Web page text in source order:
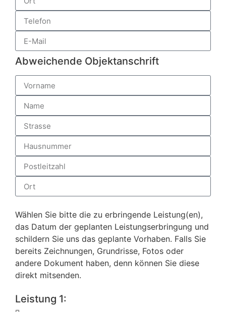
Abweichende Objektanschrift
Wählen Sie bitte die zu erbringende Leistung(en),
das Datum der geplanten Leistungserbringung und
schildern Sie uns das geplante Vorhaben. Falls Sie
bereits Zeichnungen, Grundrisse, Fotos oder
andere Dokument haben, denn können Sie diese
direkt mitsenden.
Leistung 1: